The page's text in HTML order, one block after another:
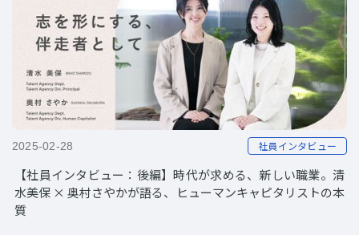
2025-02-28 社員インタビュー
【社員インタビュー：後編】時代が求める、新しい職業。清
水美保 × 奥村さやかが語る、ヒューマンキャピタリストの本
質